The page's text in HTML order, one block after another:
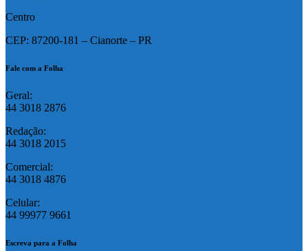
Centro
CEP: 87200-181 – Cianorte – PR
Fale com a Folha
Geral:
44 3018 2876
Redação:
44 3018 2015
Comercial:
44 3018 4876
Celular:
44 99977 9661
Escreva para a Folha